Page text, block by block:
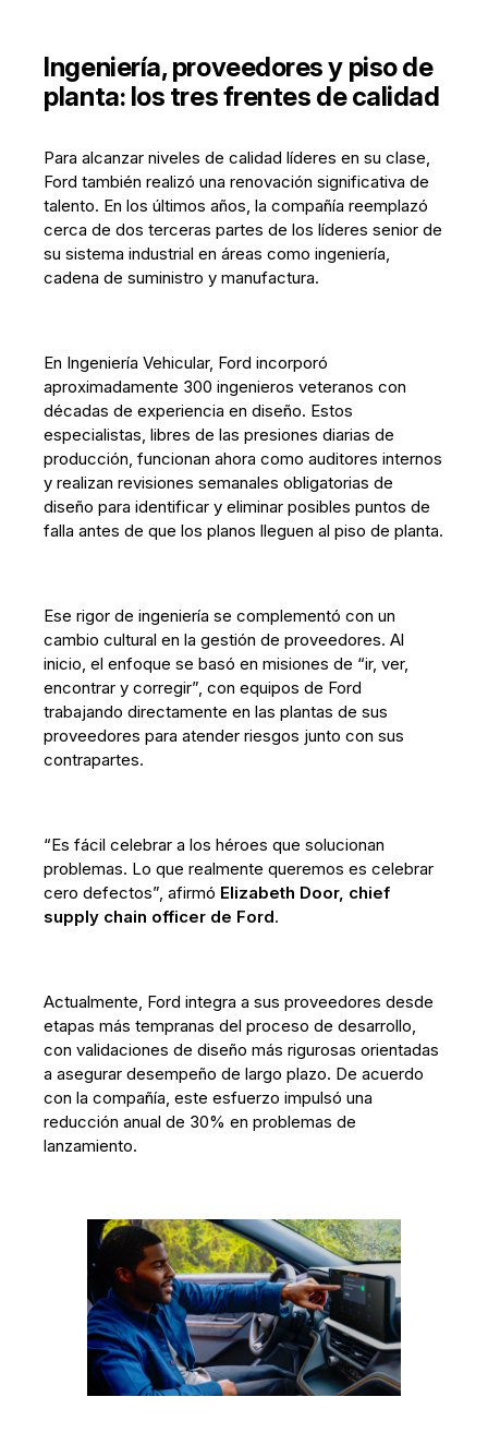
Ingeniería, proveedores y piso de
planta: los tres frentes de calidad
Para alcanzar niveles de calidad líderes en su clase,
Ford también realizó una renovación significativa de
talento. En los últimos años, la compañía reemplazó
cerca de dos terceras partes de los líderes senior de
su sistema industrial en áreas como ingeniería,
cadena de suministro y manufactura.
En Ingeniería Vehicular, Ford incorporó
aproximadamente 300 ingenieros veteranos con
décadas de experiencia en diseño. Estos
especialistas, libres de las presiones diarias de
producción, funcionan ahora como auditores internos
y realizan revisiones semanales obligatorias de
diseño para identificar y eliminar posibles puntos de
falla antes de que los planos lleguen al piso de planta.
Ese rigor de ingeniería se complementó con un
cambio cultural en la gestión de proveedores. Al
inicio, el enfoque se basó en misiones de “ir, ver,
encontrar y corregir”, con equipos de Ford
trabajando directamente en las plantas de sus
proveedores para atender riesgos junto con sus
contrapartes.
“Es fácil celebrar a los héroes que solucionan
problemas. Lo que realmente queremos es celebrar
cero defectos”, afirmó Elizabeth Door, chief
supply chain officer de Ford.
Actualmente, Ford integra a sus proveedores desde
etapas más tempranas del proceso de desarrollo,
con validaciones de diseño más rigurosas orientadas
a asegurar desempeño de largo plazo. De acuerdo
con la compañía, este esfuerzo impulsó una
reducción anual de 30% en problemas de
lanzamiento.